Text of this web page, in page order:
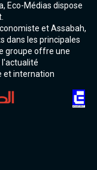
Eco-Médias dispose
et Assabah,
dans les principales
groupe offre une
l'actualité
et internation